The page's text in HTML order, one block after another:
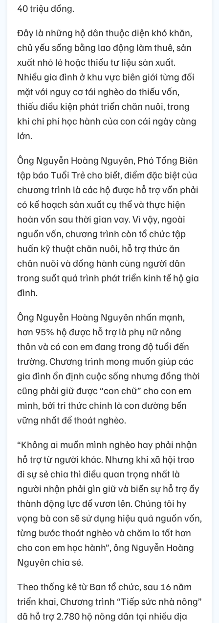
40 triệu đồng.
Đây là những hộ dân thuộc diện khó khăn,
chủ yếu sống bằng lao động làm thuê, sản
xuất nhỏ lẻ hoặc thiếu tư liệu sản xuất.
Nhiều gia đình ở khu vực biên giới từng đối
mặt với nguy cơ tái nghèo do thiếu vốn,
thiếu điều kiện phát triển chăn nuôi, trong
khi chi phí học hành của con cái ngày càng
lớn.
Ông Nguyễn Hoàng Nguyên, Phó Tổng Biên
tập báo Tuổi Trẻ cho biết, điểm đặc biệt của
chương trình là các hộ được hỗ trợ vốn phải
có kế hoạch sản xuất cụ thể và thực hiện
hoàn vốn sau thời gian vay. Vì vậy, ngoài
nguồn vốn, chương trình còn tổ chức tập
huấn kỹ thuật chăn nuôi, hỗ trợ thức ăn
chăn nuôi và đồng hành cùng người dân
trong suốt quá trình phát triển kinh tế hộ gia
đình.
Ông Nguyễn Hoàng Nguyên nhấn mạnh,
hơn 95% hộ được hỗ trợ là phụ nữ nông
thôn và có con em đang trong độ tuổi đến
trường. Chương trình mong muốn giúp các
gia đình ổn định cuộc sống nhưng đồng thời
cũng phải giữ được “con chữ” cho con em
mình, bởi tri thức chính là con đường bền
vững nhất để thoát nghèo.
“Không ai muốn mình nghèo hay phải nhận
hỗ trợ từ người khác. Nhưng khi xã hội trao
đi sự sẻ chia thì điều quan trọng nhất là
người nhận phải gìn giữ và biến sự hỗ trợ ấy
thành động lực để vươn lên. Chúng tôi hy
vọng bà con sẽ sử dụng hiệu quả nguồn vốn,
từng bước thoát nghèo và chăm lo tốt hơn
cho con em học hành”, ông Nguyễn Hoàng
Nguyên chia sẻ.
Theo thống kê từ Ban tổ chức, sau 16 năm
triển khai, Chương trình “Tiếp sức nhà nông”
đã hỗ trợ 2.780 hộ nông dân tại nhiều địa